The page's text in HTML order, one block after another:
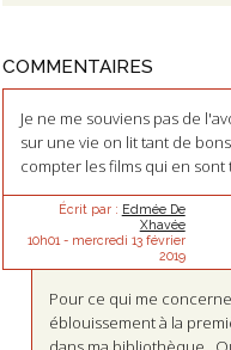
COMMENTAIRES
Je ne me souviens pas de
sur une vie on lit tant de
compter les films qui en sont
Écrit par : Edmée De
Xhavée
10h01 - mercredi 13 février
2019
Pour ce qui me
éblouissement à la